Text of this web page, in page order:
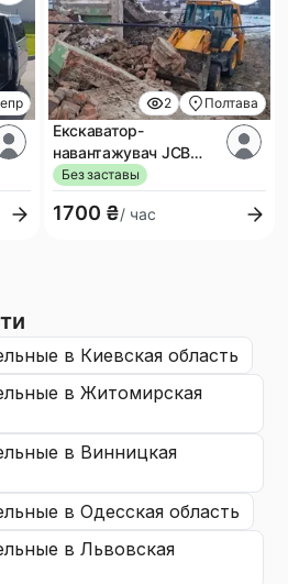
2 Полтава
Екскаватор-
навантажувач JCB
3CX
Без заставы
1700 ₴/ час
в Киевская область
в Житомирская
в Винницкая
в Одесская область
в Львовская